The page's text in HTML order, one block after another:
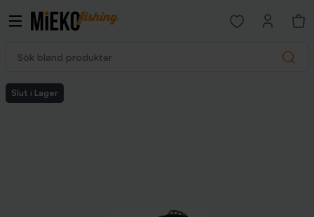
Search
Open favorites
Slut i Lager